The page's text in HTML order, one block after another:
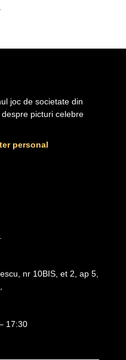
joc de societate din
picturi celebre
personal
nr 10BIS, et 2, ap 5,
17:30